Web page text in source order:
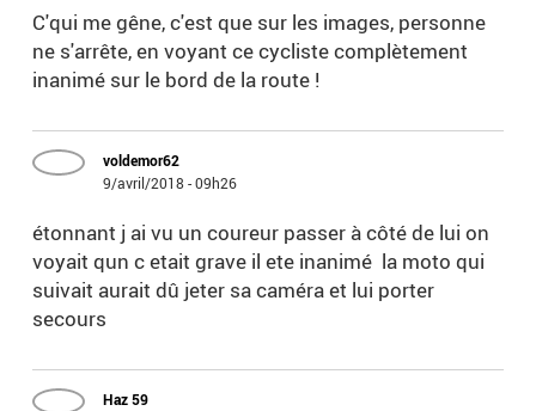
C'qui me gêne, c'est que sur les images, personne
ne s'arrête, en voyant ce cycliste complètement
inanimé sur le bord de la route !
voldemor62
9/avril/2018 - 09h26
étonnant j ai vu un coureur passer à côté de lui on
voyait qun c etait grave il ete inanimé la moto qui
suivait aurait dû jeter sa caméra et lui porter
secours
Haz 59